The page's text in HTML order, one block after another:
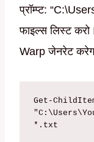
प्रॉम्प्ट:
फाइल्स लिस्ट
Warp जेनरेट
Get-